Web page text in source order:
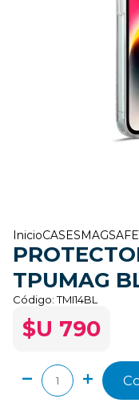
InicioCASES MAGSAFE
TPUMAG
Código:TMI14BL
$U 790